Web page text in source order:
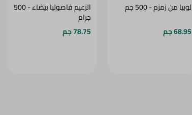
لوبيا من زمزم - 500 جم
68.95 جم
الزعيم فاصوليا بيضاء - 500
جرام
78.75 جم